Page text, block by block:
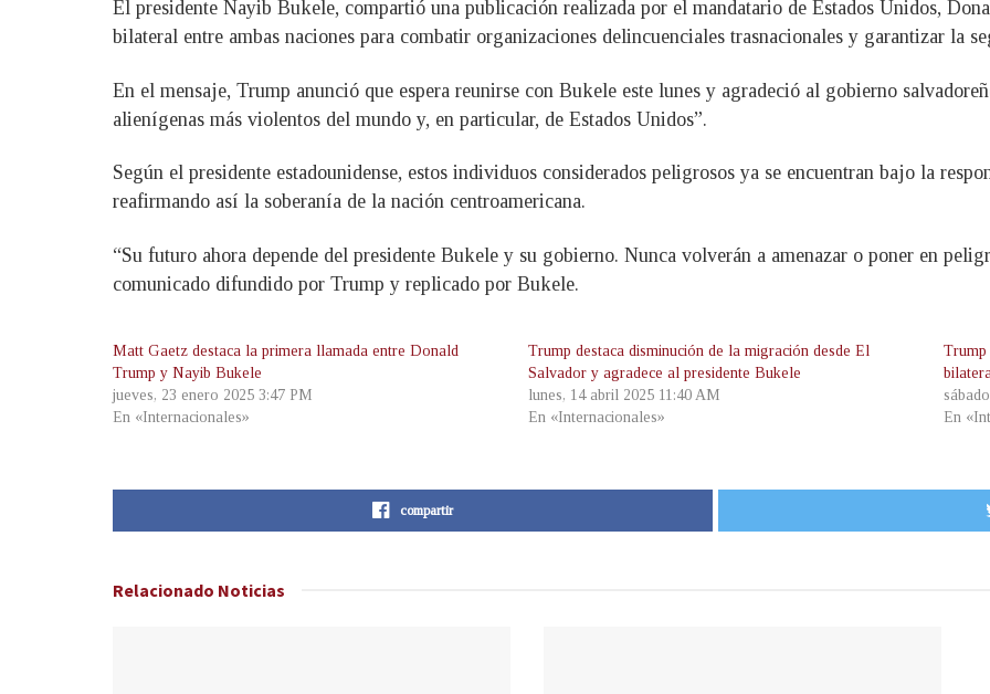
El presidente Nayib Bukele, compartió una publicación realizada por el mandatario de Estados Unidos,
bilateral entre ambas naciones para combatir organizaciones delincuenciales trasnacionales y garantizar la
En el mensaje, Trump anunció que espera reunirse con Bukele este lunes y agradeció al gobierno
alienígenas más violentos del mundo y, en particular, de Estados Unidos”.
Según el presidente estadounidense, estos individuos considerados peligrosos ya se encuentran bajo la
reafirmando así la soberanía de la nación centroamericana.
“Su futuro ahora depende del presidente Bukele y su gobierno. Nunca volverán a amenazar o poner en
comunicado difundido por Trump y replicado por Bukele.
Matt Gaetz destaca la primera llamada entre Donald
Trump y Nayib Bukele
jueves, 23 enero 2025 3:47 PM
En «Internacionales»
Trump destaca disminución de la migración desde El
Salvador y agradece al presidente Bukele
lunes, 14 abril 2025 11:40 AM
En «Internacionales»
En
compartir
Relacionado Noticias